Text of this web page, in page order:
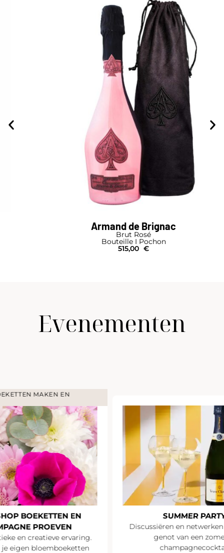
Armand de Brignac
Brut Rosé
Bouteille I Pochon
515,00 €
Evenementen
SUMMER PARTY
Discussiëren en netwerken onder het
genot van een zomerse
champagnecocktail